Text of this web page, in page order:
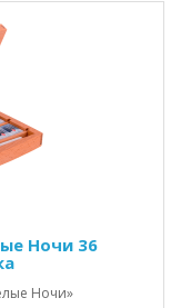
Ночи 36
Ночи»